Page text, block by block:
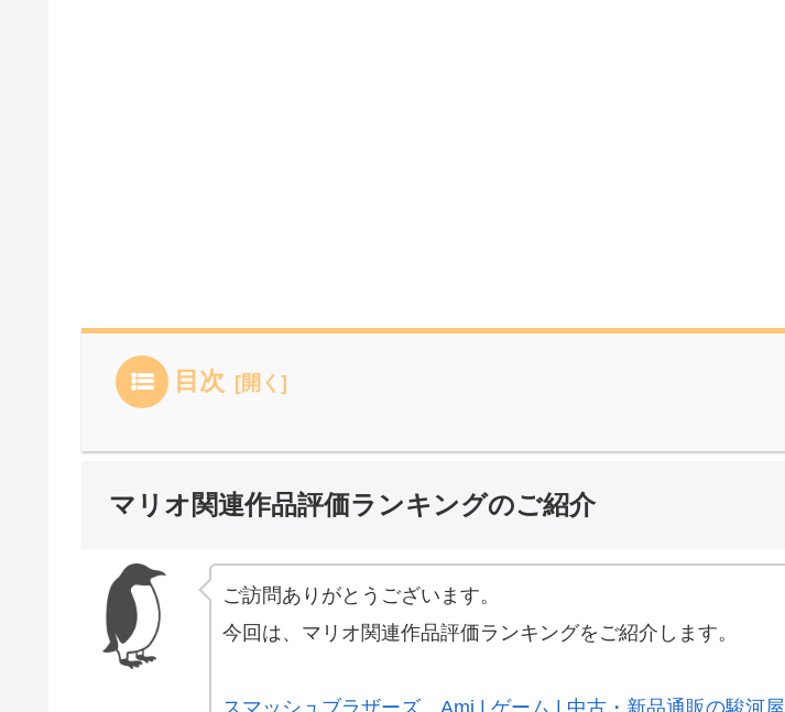
目次
マリオ関連作品評価ランキングのご紹介
ご訪問ありがとうございます。
今回は、マリオ関連作品評価ランキングをご紹介します。